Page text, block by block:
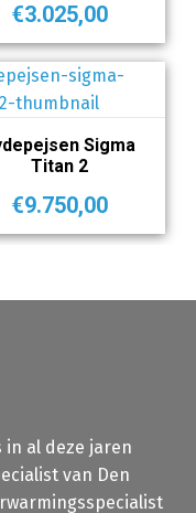
€3.025,00
Sigma
Titan 2
€9.750,00
in al deze jaren
van Den